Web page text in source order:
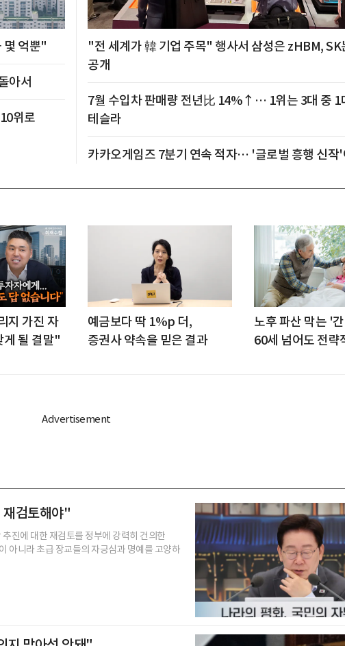
몇 억뿐"
아서
위로
"전 세계가 韓 기업 주목" 행사서 삼성은 zHBM,
공개
7월 수입차 판매량 전년比 14%↑… 1위는 3대 중 1
테슬라
카카오게임즈 7분기 연속 적자… '글로벌 흥행 신작
지 가진 자
게 될 결말"
예금보다 딱 1%p 더,
증권사 약속을 믿은 결과
노후 파산 막는 '
60세 넘어도 전략
재검토해야"
진에 대한 재검토를 정부에 강력히 건의한
아니라 초급 장교들의 자긍심과 명예를 고양하